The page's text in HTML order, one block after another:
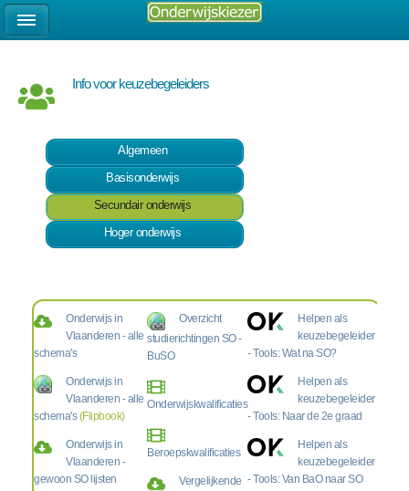
Info voor keuzebegeleiders
Algemeen
Basisonderwijs
Secundair onderwijs
Hoger onderwijs
Onderwijs in
Vlaanderen - alle
schema's
Onderwijs in
Vlaanderen - alle
schema's(Flipbook)
Onderwijs in
Vlaanderen -
gewoon SO lijsten
Overzicht
studierichtingen SO -
BuSO
Onderwijskwalificaties
Beroepskwalificaties
Vergelijkende
Helpen als
keuzebegeleider
- Tools: Wat na SO?
Helpen als
keuzebegeleider
- Tools: Naar de 2e graad
Helpen als
keuzebegeleider
- Tools: Van BaO naar SO